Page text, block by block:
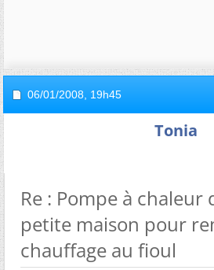
06/01/2008, 19h45
Tonia
Re : Pompe à chaleur
petite maison pour
chauffage au fioul